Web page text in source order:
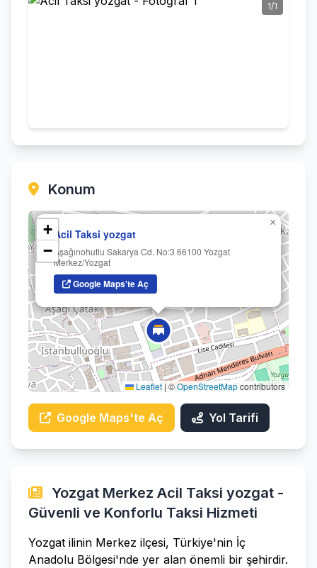
1/1
Konum
Acil Taksi yozgat
Aşağınohutlu Sakarya Cd. No:3 66100 Yozgat
Merkez/Yozgat
Google Maps'te Aç
×
+
−
Leaflet|©OpenStreetMapcontributors
Google Maps'te Aç Yol Tarifi
Yozgat Merkez Acil Taksi yozgat -
Güvenli ve Konforlu Taksi Hizmeti
Yozgat ilinin Merkez ilçesi, Türkiye'nin İç
Anadolu Bölgesi'nde yer alan önemli bir şehirdir.